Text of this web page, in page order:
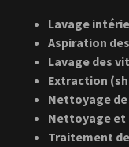
Lavage
Aspiration
Lavage des
Extraction
Nettoyage
Nettoyage et
Traitement